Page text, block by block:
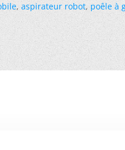
,aspirateur robot,poêle à
Politique